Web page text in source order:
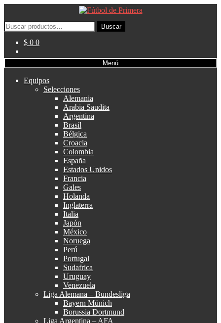
la
navegación
contenido
Buscar
por:
Buscar
$ 0 0
Menú
Equipos
Selecciones
Alemania
Arabia Saudita
Argentina
Brasil
Bélgica
Croacia
Colombia
España
Estados Unidos
Francia
Gales
Holanda
Inglaterra
Italia
Japón
México
Noruega
Perú
Portugal
Sudafrica
Uruguay
Venezuela
Liga Alemana – Bundesliga
Bayern Múnich
Borussia Dortmund
Liga Argentina – AFA